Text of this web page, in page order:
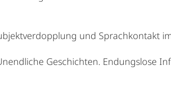
und Sprachkontakt
Geschichten. Endungslose